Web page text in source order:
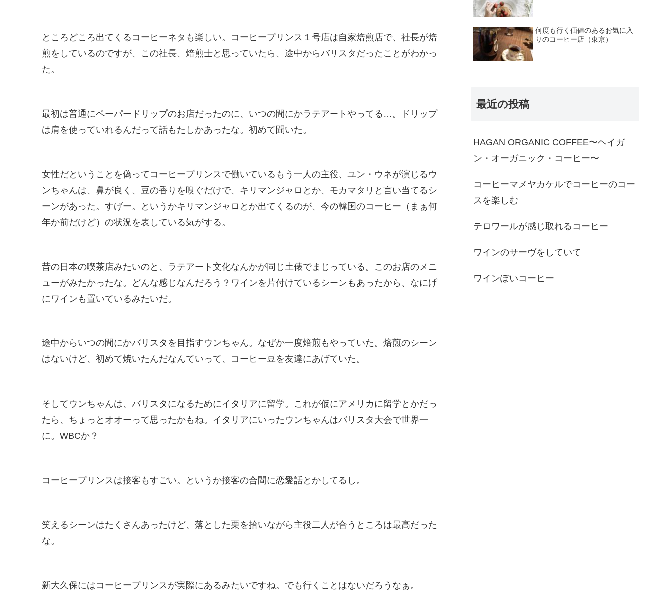
ところどころ出てくるコーヒーネタも楽しい。コーヒープリンス１号店は自家焙煎店で、社長が焙
煎をしているのですが、この社長、焙煎士と思っていたら、途中からバリスタだったことがわかっ
た。
最初は普通にペーパードリップのお店だったのに、いつの間にかラテアートやってる…。ドリップ
は肩を使っていれるんだって話もたしかあったな。初めて聞いた。
女性だということを偽ってコーヒープリンスで働いているもう一人の主役、ユン・ウネが演じるウ
ンちゃんは、鼻が良く、豆の香りを嗅ぐだけで、キリマンジャロとか、モカマタリと言い当てるシ
ーンがあった。すげー。というかキリマンジャロとか出てくるのが、今の韓国のコーヒー（まぁ何
年か前だけど）の状況を表している気がする。
昔の日本の喫茶店みたいのと、ラテアート文化なんかが同じ土俵でまじっている。このお店のメニ
ューがみたかったな。どんな感じなんだろう？ワインを片付けているシーンもあったから、なにげ
にワインも置いているみたいだ。
途中からいつの間にかバリスタを目指すウンちゃん。なぜか一度焙煎もやっていた。焙煎のシーン
はないけど、初めて焼いたんだなんていって、コーヒー豆を友達にあげていた。
そしてウンちゃんは、バリスタになるためにイタリアに留学。これが仮にアメリカに留学とかだっ
たら、ちょっとオオーって思ったかもね。イタリアにいったウンちゃんはバリスタ大会で世界一
に。WBCか？
コーヒープリンスは接客もすごい。というか接客の合間に恋愛話とかしてるし。
笑えるシーンはたくさんあったけど、落とした栗を拾いながら主役二人が合うところは最高だった
な。
新大久保にはコーヒープリンスが実際にあるみたいですね。でも行くことはないだろうなぁ。
何度も行く価値のあるお気に入
りのコーヒー店（東京）
最近の投稿
HAGAN ORGANIC COFFEE〜ヘイガ
ン・オーガニック・コーヒー〜
コーヒーマメヤカケルでコーヒーのコー
スを楽しむ
テロワールが感じ取れるコーヒー
ワインのサーヴをしていて
ワインぽいコーヒー